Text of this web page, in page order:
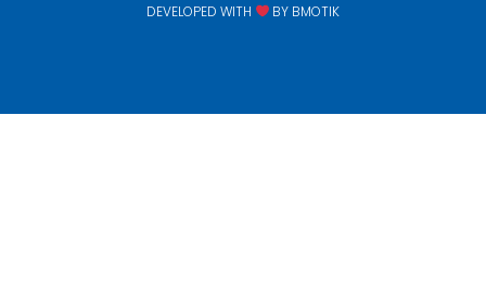
DEVELOPED WITH BY BMOTIK